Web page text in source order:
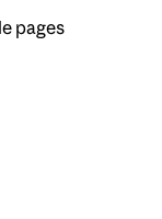
pages